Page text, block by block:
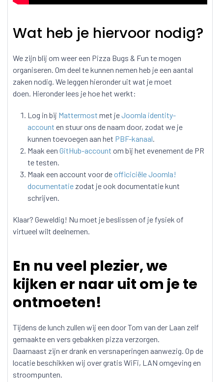
Wat heb je hiervoor nodig?
We zijn blij om weer een Pizza Bugs & Fun te mogen
organiseren. Om deel te kunnen nemen heb je een aantal
zaken nodig. We leggen hieronder uit wat je moet
doen. Hieronder lees je hoe het werkt:
Log in bij Mattermost met jeJoomla identity-
account en stuur ons de naam door, zodat we je
kunnen toevoegen aan het PBF-kanaal
Maak een GitHub-account om bij het evenement de PR
te testen.
Maak een account voor deofficiciële Joomla!
documentatie zodat je ook documentatie kunt
schrijven.
Klaar? Geweldig! Nu moet je beslissen of je fysiek of
virtueel wilt deelnemen.
En nu veel plezier, we
kijken er naar uit om je te
ontmoeten!
Tijdens de lunch zullen wij een door Tom van der Laan zelf
gemaakte en vers gebakken pizza verzorgen.
Daarnaast zijn er drank en versnaperingen aanwezig. Op de
locatie beschikken wij over gratis WiFi, LAN omgeving en
stroompunten.